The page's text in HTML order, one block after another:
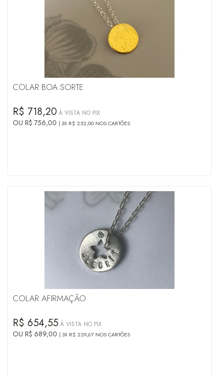
COLAR BOA SORTE
R$ 718,20 À VISTA NO PIX
OU R$ 756,00 3X R$ 252,00 NOS CARTÕES
COLAR AFIRMAÇÃO
R$ 654,55 À VISTA NO PIX
OU R$ 689,00 3X R$ 229,67 NOS CARTÕES